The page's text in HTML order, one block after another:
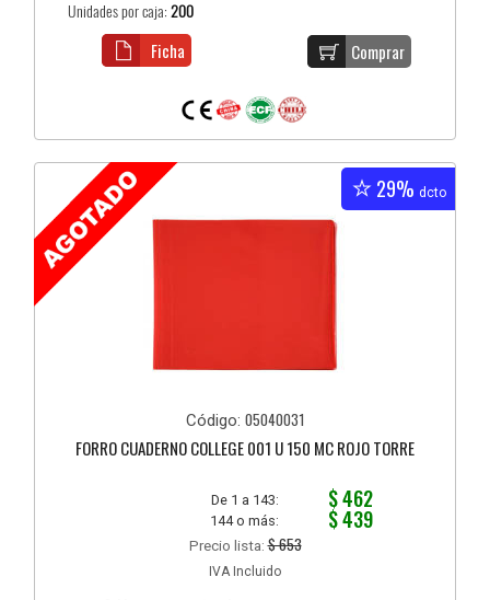
Unidades por caja:200
Comprar
Ficha
29% dcto
Código: 05040031
FORRO CUADERNO COLLEGE 001 U 150 MC ROJO TORRE
De 1 a 143: $ 462
144 o más: $ 439
Precio lista:$ 653
IVA Incluido